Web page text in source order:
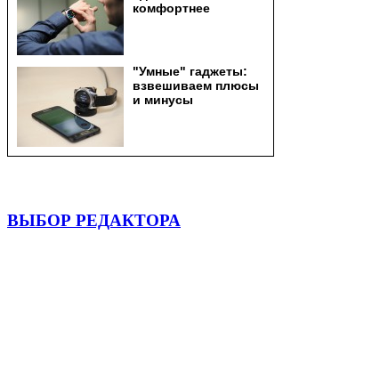
ВЫБОР РЕДАКТОРА